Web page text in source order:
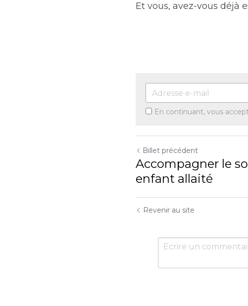
Et vous, avez-vous déjà
En continuant, vous
Billet précédent
Accompagner le
enfant allaité
Revenir au site